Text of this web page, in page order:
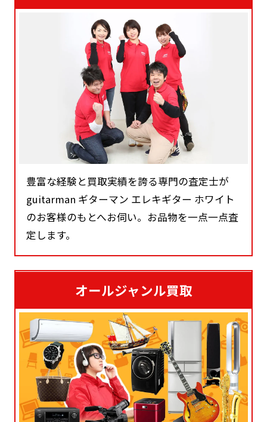
豊富な経験と買取実績を誇る専門の査定士が
guitarman ギターマン エレキギター ホワイト
のお客様のもとへお伺い。お品物を一点一点査
定します。
オールジャンル買取